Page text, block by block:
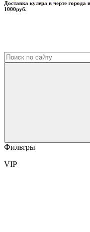
Доставка кулера в черте
1000руб.
Фильтры
VIP